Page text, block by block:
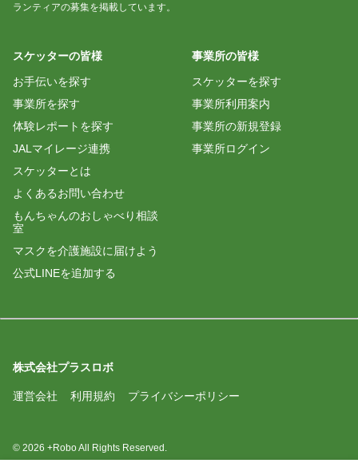
ランティアの募集を掲載しています。
スケッターの皆様
お手伝いを探す
事業所を探す
体験レポートを探す
JALマイレージ連携
スケッターとは
よくあるお問い合わせ
もんちゃんのおしゃべり相談
室
マスクを介護施設に届けよう
公式LINEを追加する
事業所の皆様
スケッターを探す
事業所利用案内
事業所の新規登録
事業所ログイン
株式会社プラスロボ
運営会社 利用規約 プライバシーポリシー
© 2026 +Robo All Rights Reserved.